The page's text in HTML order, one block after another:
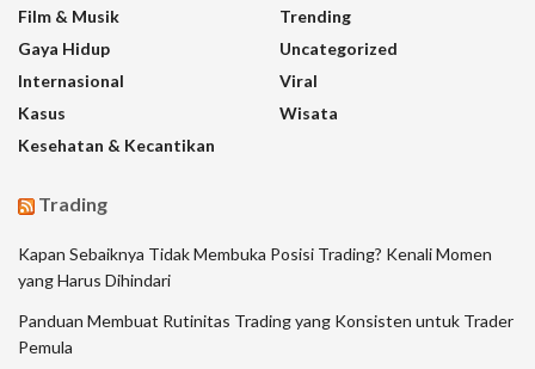
Film & Musik
Gaya Hidup
Internasional
Kasus
Kesehatan & Kecantikan
Trending
Uncategorized
Viral
Wisata
Trading
Kapan Sebaiknya Tidak Membuka Posisi Trading? Kenali Momen
yang Harus Dihindari
Panduan Membuat Rutinitas Trading yang Konsisten untuk Trader
Pemula